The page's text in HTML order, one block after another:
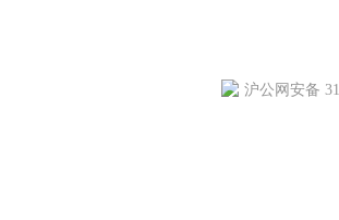
沪公网安备